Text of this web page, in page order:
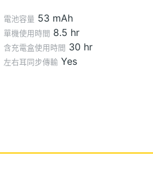
電池容量 53 mAh
單機使用時間 8.5 hr
含充電盒使用時間 30 hr
左右耳同步傳輸 Yes